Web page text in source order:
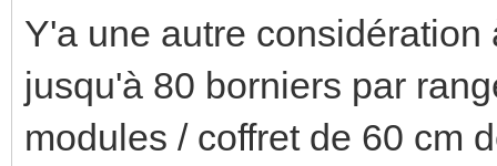
Y'a une autre
jusqu'à 80 borniers par
modules / coffret de 60 cm